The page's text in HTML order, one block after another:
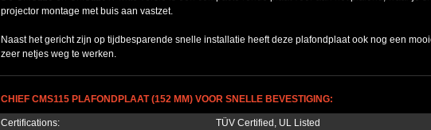
projector montage met buis aan vastzet.
Naast het gericht zijn op tijdbesparende snelle installatie heeft deze plafondplaat ook nog een
zeer netjes weg te werken.
CHIEF CMS115 PLAFONDPLAAT (152 MM) VOOR SNELLE BEVESTIGING:
Certifications:
TÜV Certified, UL Listed